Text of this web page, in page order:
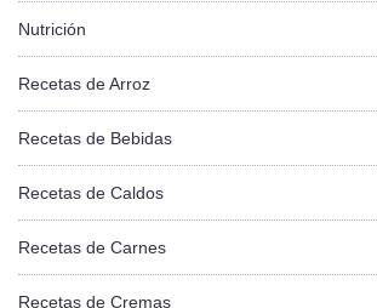
Nutrición
Recetas de Arroz
Recetas de Bebidas
Recetas de Caldos
Recetas de Carnes
Recetas de Cremas